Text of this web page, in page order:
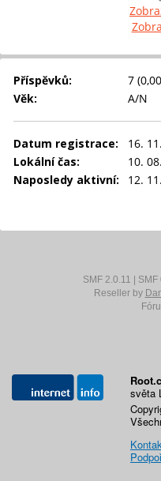
Příspěvků:
7
Věk:
A/N
Datum registrace:
16.
Lokální čas:
10.
Naposledy aktivní:
12.
SMF 2.0.11
Reseller by
světa